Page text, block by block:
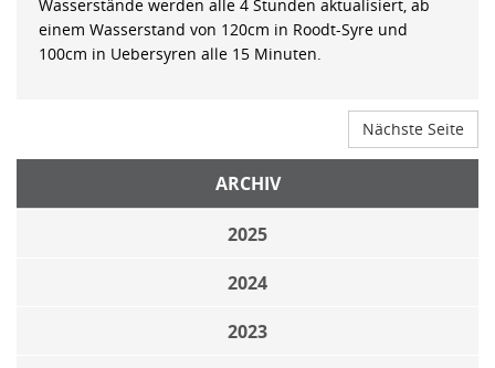
Wasserstände werden alle 4 Stunden aktualisiert, ab
einem Wasserstand von 120cm in Roodt-Syre und
100cm in Uebersyren alle 15 Minuten.
Nächste Seite
ARCHIV
2025
2024
2023